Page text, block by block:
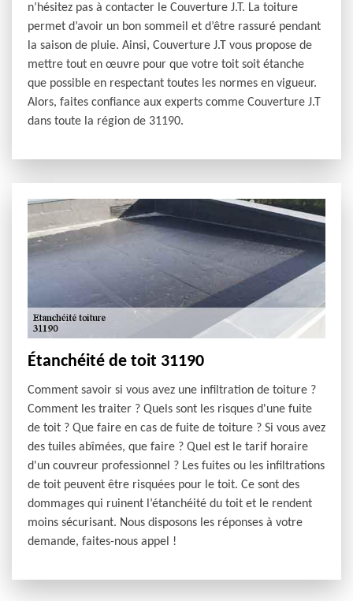
n’hésitez pas à contacter le Couverture J.T. La toiture
permet d’avoir un bon sommeil et d’être rassuré pendant
la saison de pluie. Ainsi, Couverture J.T vous propose de
mettre tout en œuvre pour que votre toit soit étanche
que possible en respectant toutes les normes en vigueur.
Alors, faites confiance aux experts comme Couverture J.T
dans toute la région de 31190.
Étanchéité de toit 31190
Comment savoir si vous avez une infiltration de toiture ?
Comment les traiter ? Quels sont les risques d'une fuite
de toit ? Que faire en cas de fuite de toiture ? Si vous avez
des tuiles abîmées, que faire ? Quel est le tarif horaire
d'un couvreur professionnel ? Les fuites ou les infiltrations
de toit peuvent être risquées pour le toit. Ce sont des
dommages qui ruinent l’étanchéité du toit et le rendent
moins sécurisant. Nous disposons les réponses à votre
demande, faites-nous appel !